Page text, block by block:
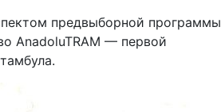
предвыборной программы
AnadoluTRAM — первой